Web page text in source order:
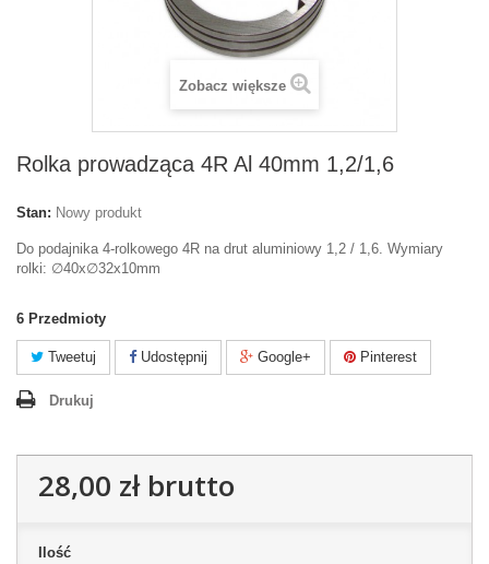
Zobacz większe
Rolka prowadząca 4R Al 40mm 1,2/1,6
Stan: Nowy produkt
Do podajnika 4-rolkowego 4R na drut aluminiowy 1,2 / 1,6. Wymiary
rolki: ∅40x∅32x10mm
6 Przedmioty
Tweetuj Udostępnij Google+ Pinterest
Drukuj
28,00 złbrutto
Ilość